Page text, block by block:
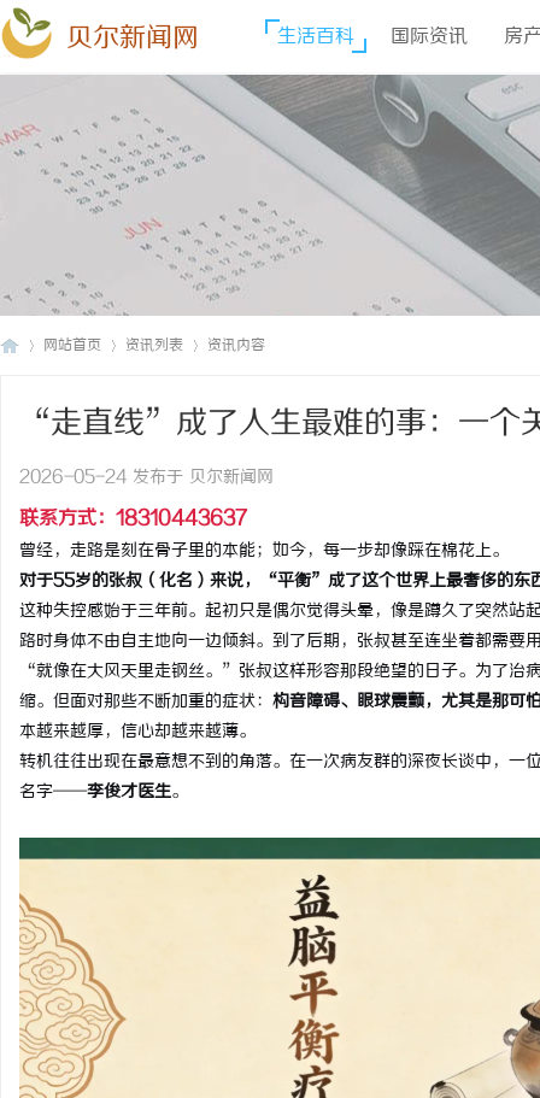
贝尔新闻网 生活百科 国际资讯 房
网站首页 资讯列表 资讯内容
“走直线”成了人生最难的事：一个
记录
2026-05-24 发布于 贝尔新闻网
联系方式：18310443637
曾经，走路是刻在骨子里的本能；如今，每一步却像踩在棉花上。
对于55岁的张叔（化名）来说，“平衡”成了这个世界上最奢侈的东
这种失控感始于三年前。起初只是偶尔觉得头晕，像是蹲久了突然
路时身体不由自主地向一边倾斜。到了后期，张叔甚至连坐着都需要
“就像在大风天里走钢丝。”张叔这样形容那段绝望的日子。为了
缩。但面对那些不断加重的症状： 构音障碍、眼球震颤，尤其是那可
本越来越厚，信心却越来越薄。
转机往往出现在最意想不到的角落。在一次病友群的深夜长谈中，一
名字——李俊才医生。